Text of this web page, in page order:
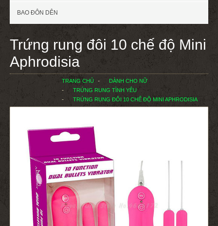
BAO ĐÔN DÊN
Trứng rung đôi 10 chế độ Mini
Aphrodisia
TRANG CHỦ
DÀNH CHO NỮ
TRỨNG RUNG TÌNH YÊU
TRỨNG RUNG ĐÔI 10 CHẾ ĐỘ MINI APHRODISIA